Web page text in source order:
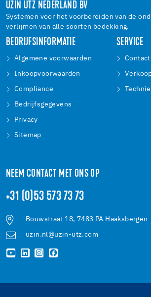
UZIN UTZ NEDERLAND BV
Systemen voor het voorbereiden van de
verlijmen van alle soorten bedekking.
BEDRIJFSINFORMATIE
Algemene voorwaarden
Inkoopvoorwaarden
Compliance
Bedrijfsgegevens
Privacy
Sitemap
SERVICE
Contact
NEEM CONTACT MET ONS OP
+31 (0)53 573 73 73
Bouwstraat 18, 7483 PA Haaksbergen
uzin.nl@uzin-utz.com